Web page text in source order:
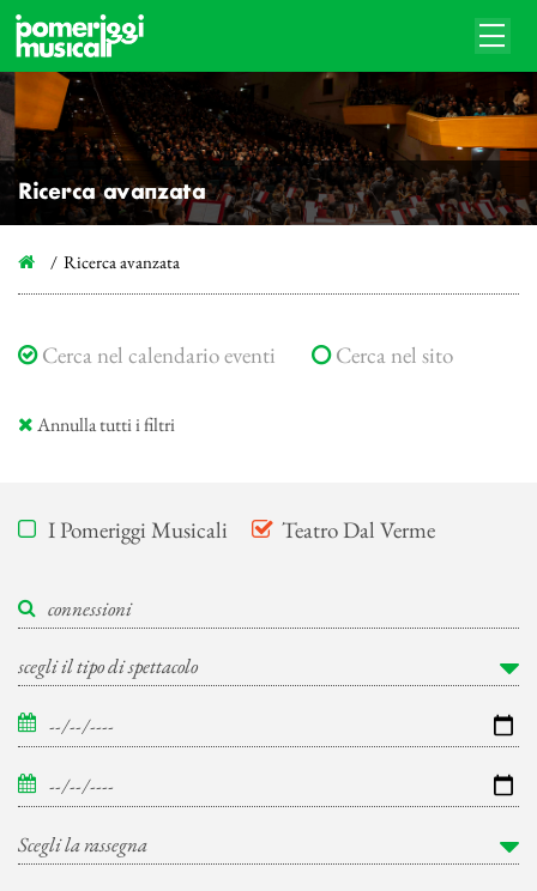
Ricerca avanzata
Ricerca avanzata
Cerca nel calendario eventi Cerca nel sito
Annulla tutti i filtri
I Pomeriggi Musicali Teatro Dal Verme